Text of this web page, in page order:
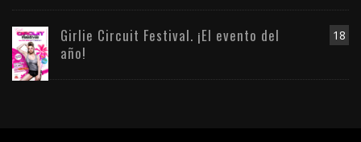
18
Girlie Circuit Festival. ¡El evento del
año!